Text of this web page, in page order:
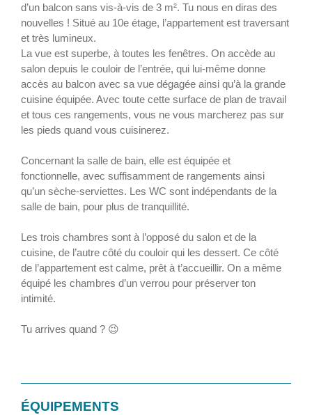
d’un balcon sans vis-à-vis de 3 m². Tu nous en diras des
nouvelles ! Situé au 10e étage, l’appartement est traversant
et très lumineux.
La vue est superbe, à toutes les fenêtres. On accède au
salon depuis le couloir de l’entrée, qui lui-même donne
accès au balcon avec sa vue dégagée ainsi qu’à la grande
cuisine équipée. Avec toute cette surface de plan de travail
et tous ces rangements, vous ne vous marcherez pas sur
les pieds quand vous cuisinerez.
Concernant la salle de bain, elle est équipée et
fonctionnelle, avec suffisamment de rangements ainsi
qu’un sèche-serviettes. Les WC sont indépendants de la
salle de bain, pour plus de tranquillité.
Les trois chambres sont à l’opposé du salon et de la
cuisine, de l’autre côté du couloir qui les dessert. Ce côté
de l’appartement est calme, prêt à t’accueillir. On a même
équipé les chambres d’un verrou pour préserver ton
intimité.
Tu arrives quand ? 😉
ÉQUIPEMENTS